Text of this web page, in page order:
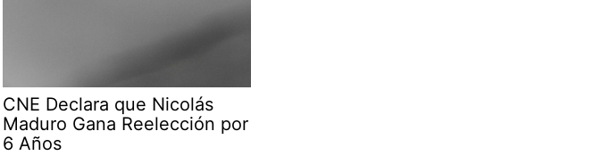
CNE Declara que Nicolás
Maduro Gana Reelección por
6 Años